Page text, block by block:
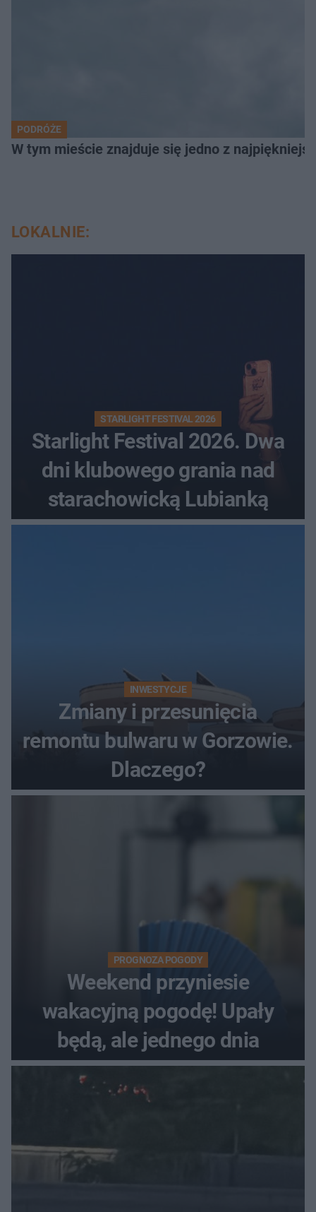
PODRÓŻE
W tym mieście znajduje się jedno z
LOKALNIE:
STARLIGHT FESTIVAL 2026
Starlight Festival 2026. Dwa
dni klubowego grania nad
starachowicką Lubianką
INWESTYCJE
Zmiany i przesunięcia
remontu bulwaru w Gorzowie.
Dlaczego?
PROGNOZA POGODY
Weekend przyniesie
wakacyjną pogodę! Upały
będą, ale jednego dnia